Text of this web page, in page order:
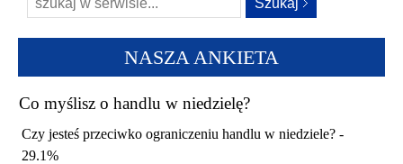
NASZA ANKIETA
Co myślisz o handlu w niedzielę?
Czy jesteś przeciwko ograniczeniu handlu w niedziele? -
29.1%